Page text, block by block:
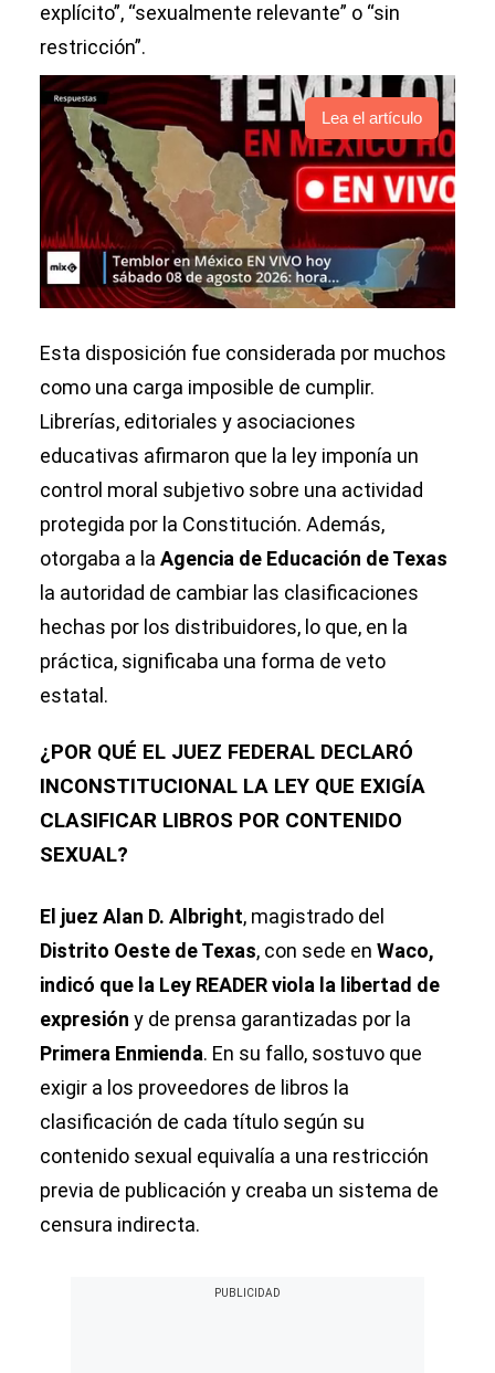
explícito”, “sexualmente relevante” o “sin
restricción”.
Lea el artículo
Esta disposición fue considerada por muchos
como una carga imposible de cumplir.
Librerías, editoriales y asociaciones
educativas afirmaron que la ley imponía un
control moral subjetivo sobre una actividad
protegida por la Constitución. Además,
otorgaba a la Agencia de Educación de Texas
la autoridad de cambiar las clasificaciones
hechas por los distribuidores, lo que, en la
práctica, significaba una forma de veto
estatal.
¿POR QUÉ EL JUEZ FEDERAL DECLARÓ
INCONSTITUCIONAL LA LEY QUE EXIGÍA
CLASIFICAR LIBROS POR CONTENIDO
SEXUAL?
El juez Alan D. Albright, magistrado del
Distrito Oeste de Texas, con sede en Waco,
indicó que la Ley READER viola la libertad de
expresión y de prensa garantizadas por la
Primera Enmienda. En su fallo, sostuvo que
exigir a los proveedores de libros la
clasificación de cada título según su
contenido sexual equivalía a una restricción
previa de publicación y creaba un sistema de
censura indirecta.